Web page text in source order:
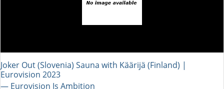
Joker Out (Slovenia) Sauna with Käärijä (Finland) |
Eurovision 2023
― Eurovision Is Ambition